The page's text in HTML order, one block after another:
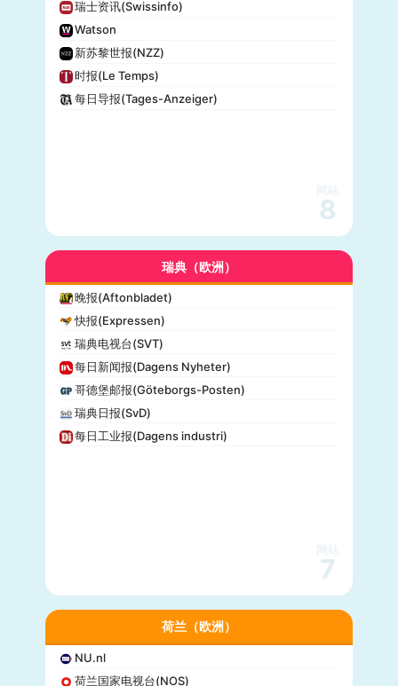
瑞士资讯(Swissinfo)
Watson
新苏黎世报(NZZ)
时报(Le Temps)
每日导报(Tages-Anzeiger)
网站
8
瑞典（欧洲）
晚报(Aftonbladet)
快报(Expressen)
瑞典电视台(SVT)
每日新闻报(Dagens Nyheter)
哥德堡邮报(Göteborgs-Posten)
瑞典日报(SvD)
每日工业报(Dagens industri)
网站
7
荷兰（欧洲）
NU.nl
荷兰国家电视台(NOS)